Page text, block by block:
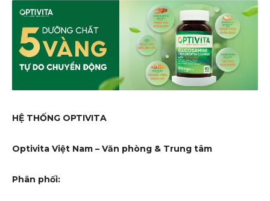
HỆ THỐNG OPTIVITA
Optivita Việt Nam – Văn phòng & Trung tâm
Phân phối: